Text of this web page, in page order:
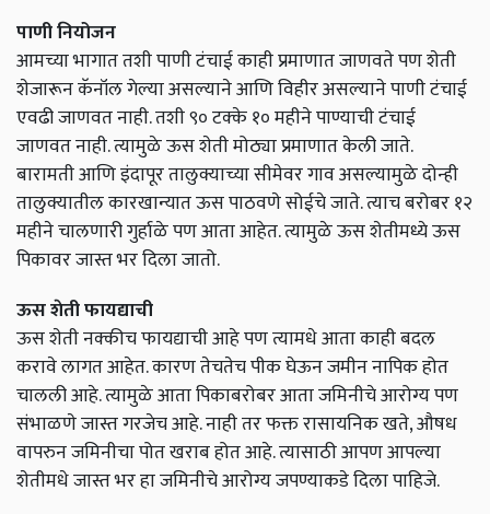
पाणी नियोजन
आमच्या भागात तशी पाणी टंचाई काही प्रमाणात जाणवते पण शेती
शेजारून कॅनॉल गेल्या असल्याने आणि विहीर असल्याने पाणी टंचाई
एवढी जाणवत नाही. तशी ९० टक्के १० महीने पाण्याची टंचाई
जाणवत नाही. त्यामुळे ऊस शेती मोठ्या प्रमाणात केली जाते.
बारामती आणि इंदापूर तालुक्याच्या सीमेवर गाव असल्यामुळे दोन्ही
तालुक्यातील कारखान्यात ऊस पाठवणे सोईचे जाते. त्याच बरोबर १२
महीने चालणारी गुर्हाळे पण आता आहेत. त्यामुळे ऊस शेतीमध्ये ऊस
पिकावर जास्त भर दिला जातो.
ऊस शेती फायद्याची
ऊस शेती नक्कीच फायद्याची आहे पण त्यामधे आता काही बदल
करावे लागत आहेत. कारण तेचतेच पीक घेऊन जमीन नापिक होत
चालली आहे. त्यामुळे आता पिकाबरोबर आता जमिनीचे आरोग्य पण
संभाळणे जास्त गरजेच आहे. नाही तर फक्त रासायनिक खते, औषध
वापरुन जमिनीचा पोत खराब होत आहे. त्यासाठी आपण आपल्या
शेतीमधे जास्त भर हा जमिनीचे आरोग्य जपण्याकडे दिला पाहिजे.